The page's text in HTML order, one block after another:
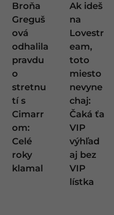
Broňa
Greguš
ová
odhalila
pravdu
o
stretnu
tí s
Cimarr
om:
Celé
roky
klamal
Ak ideš
na
Lovestr
eam,
toto
miesto
nevyne
chaj:
Čaká ťa
VIP
výhľad
aj bez
VIP
lístka